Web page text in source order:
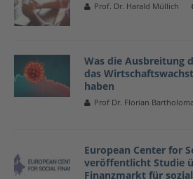
Prof. Dr. Harald Müllich
Was die Ausbreitung
das
haben
Prof Dr. Florian
European Center for
veröffentlicht Studie
Finanzmarkt für